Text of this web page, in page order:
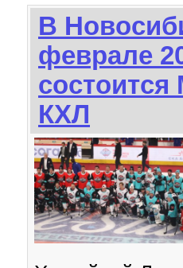
В
феврале
состоится
КХЛ